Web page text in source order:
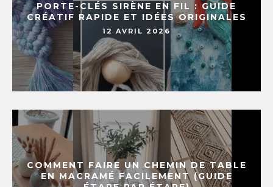
PORTE-CLÉS SIRÈNE EN FIL : GUIDE
CRÉATIF RAPIDE ET IDÉES ORIGINALES
12 AVRIL 2026
COMMENT FAIRE UN CHEMIN DE TABLE
EN MACRAMÉ FACILEMENT (GUIDE